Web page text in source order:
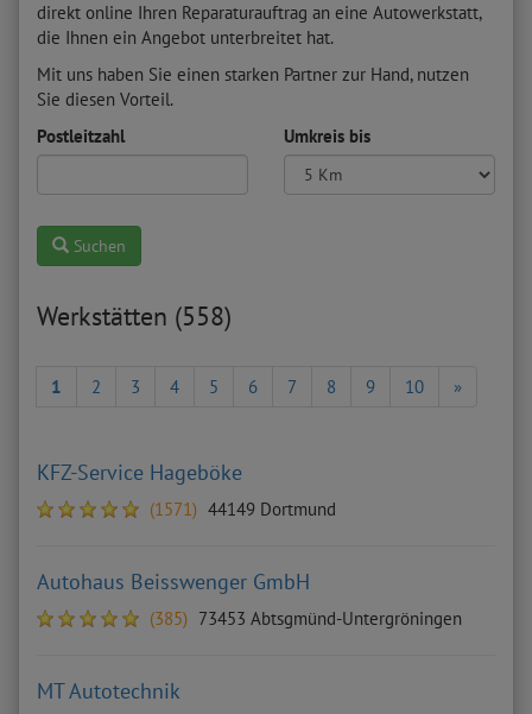
direkt online Ihren Reparaturauftrag an eine Autowerkstatt,
die Ihnen ein Angebot unterbreitet hat.
Mit uns haben Sie einen starken Partner zur Hand, nutzen
Sie diesen Vorteil.
Postleitzahl
Umkreis bis
Suchen
Werkstätten (558)
1 2 3 4 5 6 7 8 9 10 »
KFZ-Service Hageböke
(1571) 44149 Dortmund
Autohaus Beisswenger GmbH
(385) 73453 Abtsgmünd-Untergröningen
MT Autotechnik